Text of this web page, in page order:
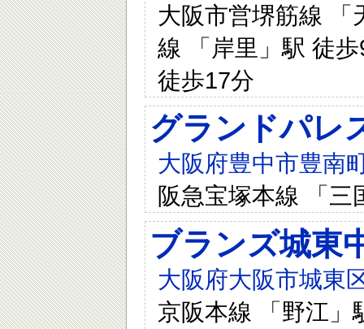
大阪市営堺筋線 「
線 「岸里」駅 徒
徒歩17分
グランドパレ
大阪府豊中市豊南
阪急宝塚本線 「三
ブランズ城東
大阪府大阪市城東
京阪本線 「野江」